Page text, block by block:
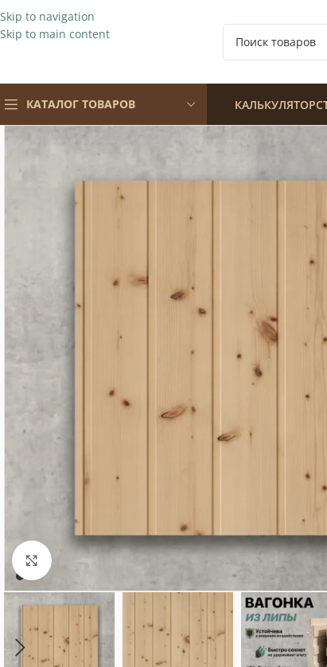
Skip to navigation
Skip to main content
КАТАЛОГ ТОВАРОВ КАЛЬКУЛЯТОР
Нажмите, чтобы увеличить